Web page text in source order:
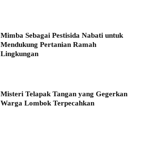
Mimba Sebagai Pestisida Nabati untuk
Mendukung Pertanian Ramah
Lingkungan
Misteri Telapak Tangan yang Gegerkan
Warga Lombok Terpecahkan